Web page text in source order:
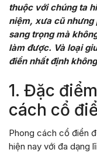
thuộc với chúng ta
niệm, xưa cũ nhưng
sang trọng mà
làm được. Và loại
điển nhất định
1. Đặc
cách cổ
Phong cách cổ điển
hiện nay với đa dạng